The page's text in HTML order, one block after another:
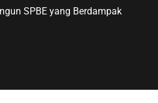
SPBE yang Berdampak